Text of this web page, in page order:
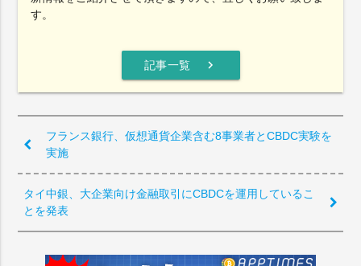
す。
記事一覧 chevron_right
フランス銀行、仮想通貨企業含む8事業者とCBDC実験を
実施
タイ中銀、大企業向け金融取引にCBDCを運用しているこ
とを発表